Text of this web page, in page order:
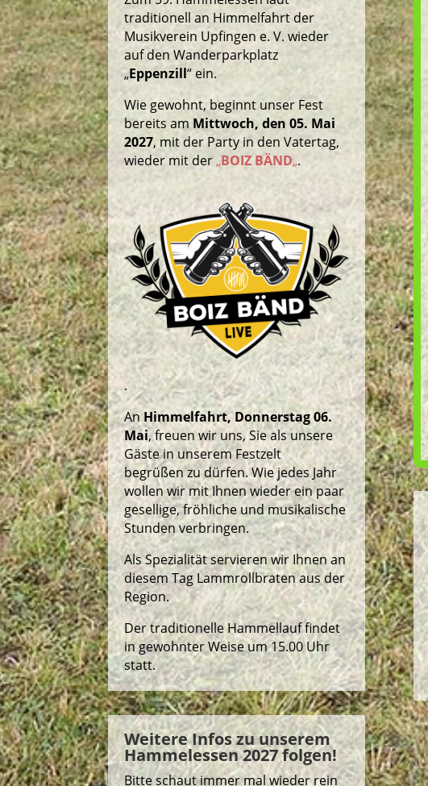
traditionell an Himmelfahrt der
Musikverein Upfingen e. V. wieder
auf den Wanderparkplatz
„Eppenzill“ ein.
Wie gewohnt, beginnt unser Fest
bereits am Mittwoch, den 05. Mai
2027, mit der Party in den Vatertag,
wieder mit der„BOIZ BÄND„.
.
AnHimmelfahrt, Donnerstag 06.
Mai, freuen wir uns, Sie als unsere
Gäste in unserem Festzelt
begrüßen zu dürfen. Wie jedes Jahr
wollen wir mit Ihnen wieder ein paar
gesellige, fröhliche und musikalische
Stunden verbringen.
Als Spezialität servieren wir Ihnen an
diesem Tag Lammrollbraten aus der
Region.
Der traditionelle Hammellauf findet
in gewohnter Weise um 15.00 Uhr
statt.
Weitere Infos zu unserem
Hammelessen 2027 folgen!
Bitte schaut immer mal wieder rein